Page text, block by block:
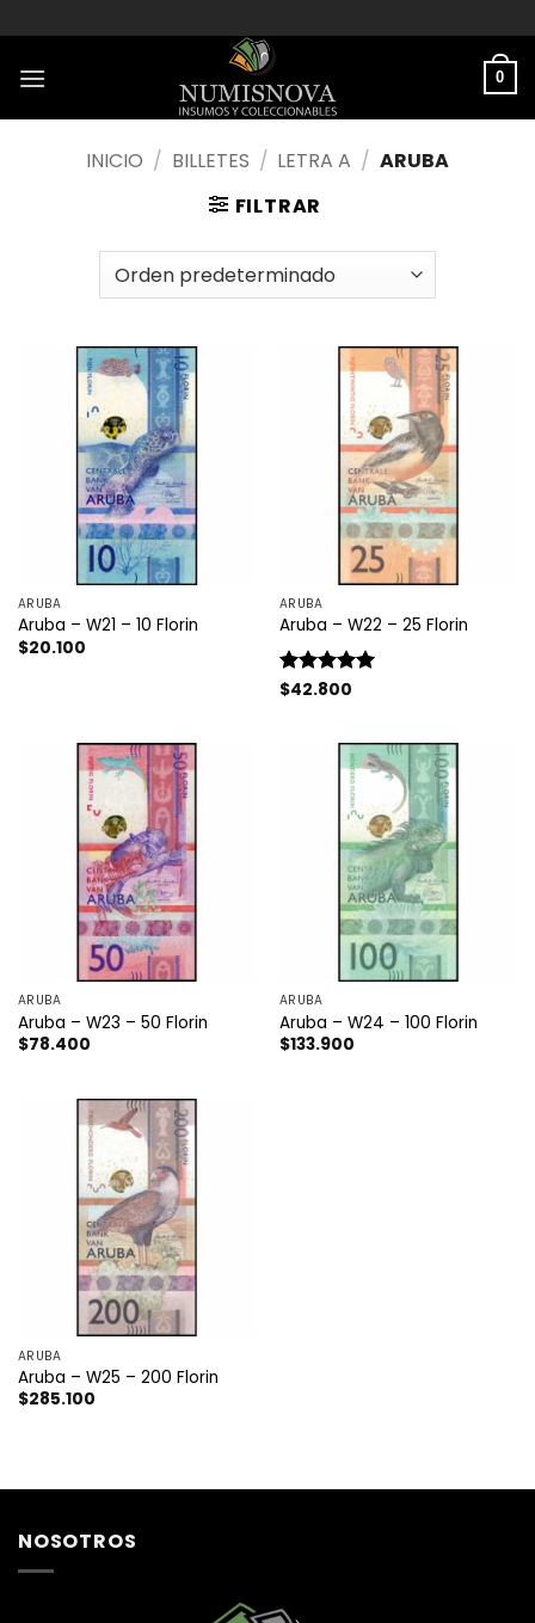
al
contenido
0
INICIO / BILLETES / LETRA A / ARUBA
FILTRAR
ARUBA
Aruba – W21 – 10 Florin
$20.100
ARUBA
Aruba – W22 – 25 Florin
Valorado
$42.800
ARUBA
Aruba – W23 – 50 Florin
$78.400
ARUBA
Aruba – W24 – 100 Florin
$133.900
ARUBA
Aruba – W25 – 200 Florin
$285.100
NOSOTROS